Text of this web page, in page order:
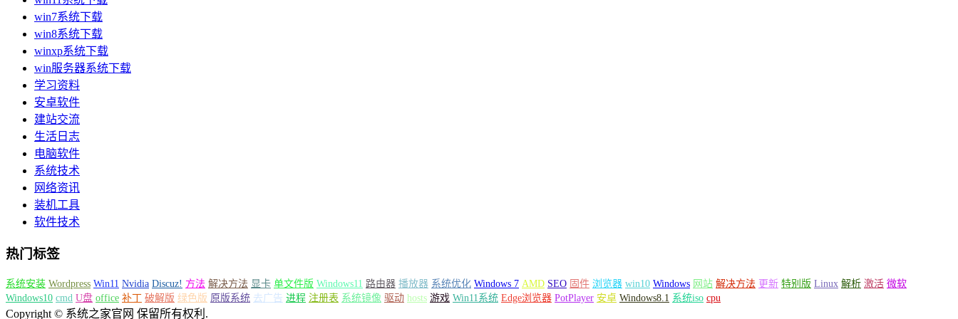
win7系统下载
win8系统下载
winxp系统下载
win服务器系统下载
学习资料
安卓软件
建站交流
生活日志
电脑软件
系统技术
网络资讯
装机工具
软件技术
热门标签
系统安装 Wordpress Win11 Nvidia Discuz! 方法 解决方法 显卡 单文件版 Windows11 路由器 播放器 系统优化 Windows 7 AMD SEO 固件 浏览器 win10 Windows 网站 解决方法 更新 特别版 Linux 解析 激活 微软
Windows10 cmd U盘 office 补丁 破解版 绿色版 原版系统 去广告 进程 注册表 系统镜像 驱动 hosts 游戏 Win11系统 Edge浏览器 PotPlayer 安卓 Windows8.1 系统iso cpu
Copyright © 系统之家官网 保留所有权利.